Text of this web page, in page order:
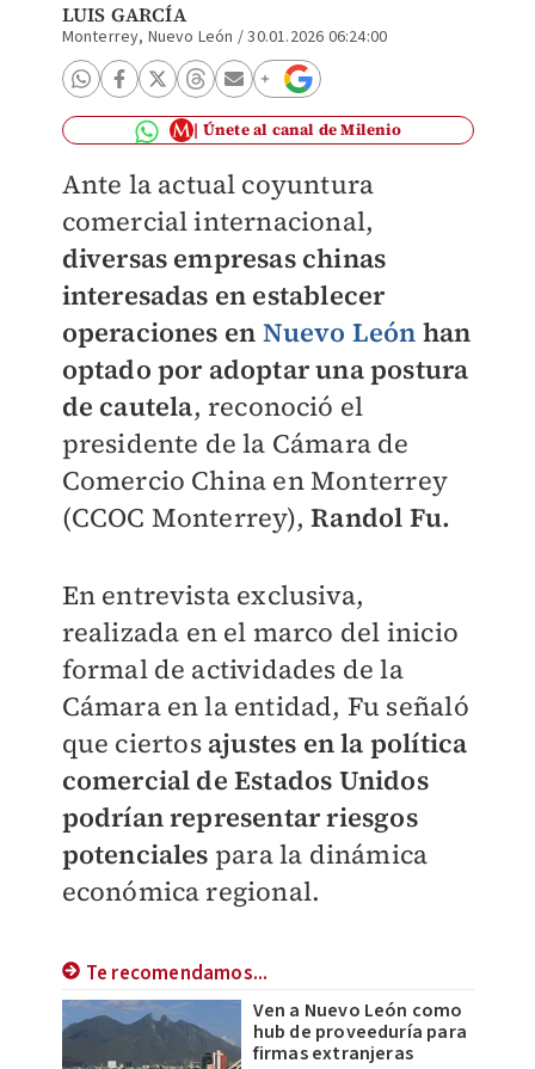
LUIS GARCÍA
Monterrey, Nuevo León /30.01.2026 06:24:00
Únete al canal de Milenio
Ante la actual coyuntura
comercial internacional,
diversas empresas chinas
interesadas en establecer
operaciones en Nuevo León han
optado por adoptar una postura
de cautela, reconoció el
presidente de la Cámara de
Comercio China en Monterrey
(CCOC Monterrey),Randol Fu.
En entrevista exclusiva,
realizada en el marco del inicio
formal de actividades de la
Cámara en la entidad, Fu señaló
que ciertos ajustes en la política
comercial de Estados Unidos
podrían representar riesgos
potenciales para la dinámica
económica regional.
Te recomendamos...
Ven a Nuevo León como
hub de proveeduría para
firmas extranjeras